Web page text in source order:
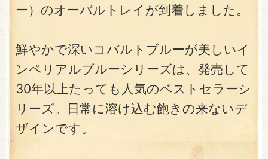
ー）のオーバルトレイが到着しました。
鮮やかで深いコバルトブルーが美しいイ
ンペリアルブルーシリーズは、発売して
30年以上たっても人気のベストセラーシ
リーズ。日常に溶け込む飽きの来ないデ
ザインです。